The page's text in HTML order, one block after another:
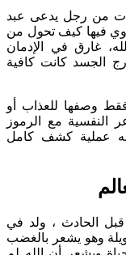
من رجل يدعى عبد
فيها كيف تحول من
غارق في الإدمان
الجسد كانت كافية
وصفها للعذاب أو
النفسية مع الرموز
عملية كشف كامل
الحادث ، ولد في
وهو يشعر بالغضب